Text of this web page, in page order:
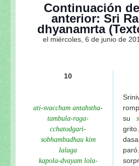
Continuación de la nota
esotérico del Ratha-yatra”
Continuación: "Los
Continuación de la
Continuación de la
Sripad Aindra Prabhu
Sri Lalitastakam de
El peligro de ir a
Continuación: Sobre
Los pujaris del Señor
Los rituales diarios del
Mahaprabhu en Sri
Continuación
anterior: Sri
dhyanamrta
el miércoles, 6 de junio de
10
ati-svaccham antahstha-
tambula-raga-
cchatodgari-
sobhambudhau kim
lalaga
kapola-dvayam lola-
su